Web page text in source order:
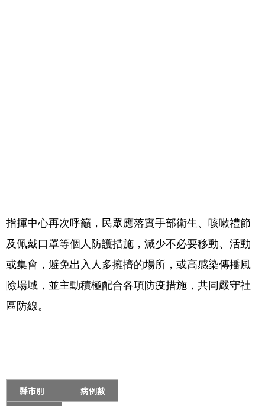
指揮中心再次呼籲，民眾應落實手部衛生、咳嗽禮節
及佩戴口罩等個人防護措施，減少不必要移動、活動
或集會，避免出入人多擁擠的場所，或高感染傳播風
險場域，並主動積極配合各項防疫措施，共同嚴守社
區防線。
縣市別
病例數